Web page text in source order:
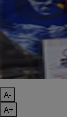
A-
A+